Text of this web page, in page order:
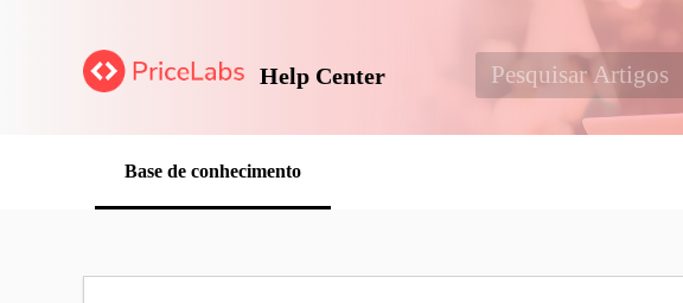
Help Center
Base de conhecimento